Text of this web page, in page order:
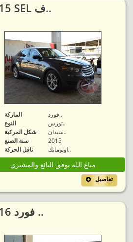
2015 SEL ف..
الماركة
فورد..
النوع
تورس..
شكل المركبة
سيدان..
سنة الصنع
2015
ناقل الحركة
اوتوماتك..
مباع الله يوفق البائع والمشتري
تفاصيل
2016 فورد ..